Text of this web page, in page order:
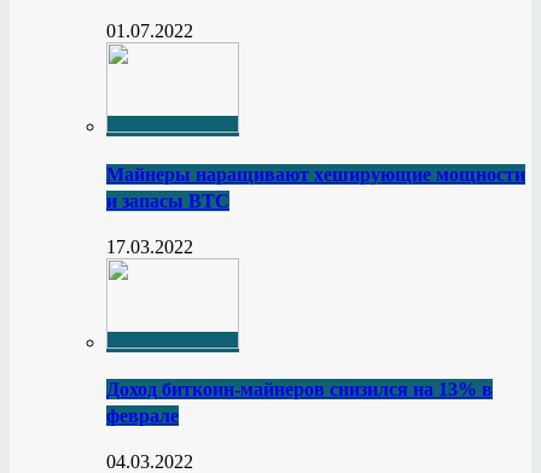
01.07.2022
Майнеры наращивают хеширующие мощности
и запасы BTC
17.03.2022
Доход биткоин-майнеров снизился на 13% в
феврале
04.03.2022